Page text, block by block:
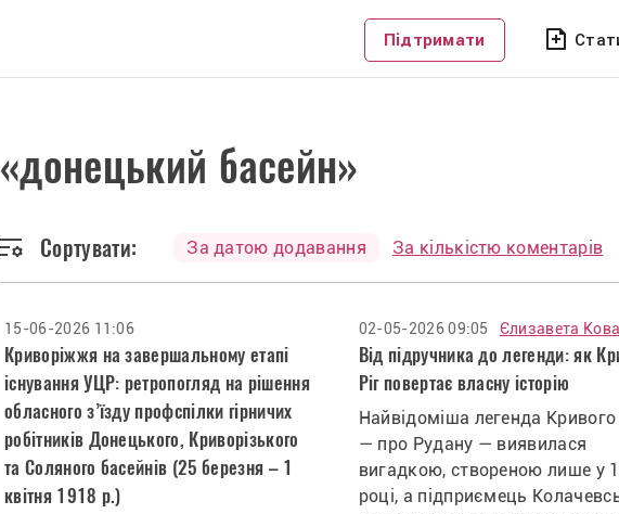
Підтримати
«донецький басейн»
Сортувати: За датою додавання За кількістю коментарів
15-06-2026 11:06
Криворіжжя на завершальному етапі
існування УЦР: ретропогляд на рішення
обласного з’їзду профспілки гірничих
робітників Донецького, Криворізького
та Соляного басейнів (25 березня – 1
квітня 1918 р.)
02-05-2026 09:05 Єлизавета
Від підручника до легенди: як
Ріг повертає власну історію
Найвідоміша легенда
— про Рудану — виявилася
вигадкою, створеною лише у
році, а підприємець